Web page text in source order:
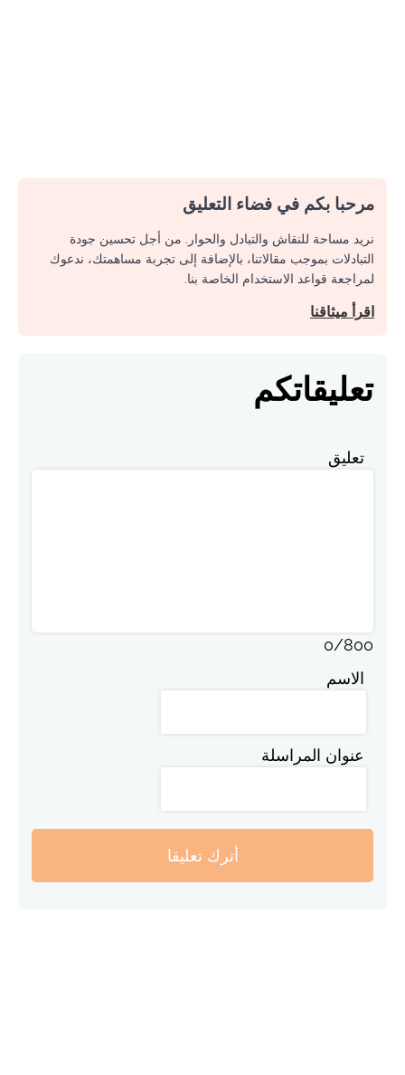
مرحبا بكم في فضاء التعليق
نريد مساحة للنقاش والتبادل والحوار. من أجل تحسين جودة
التبادلات بموجب مقالاتنا، بالإضافة إلى تجربة مساهمتك، ندعوك
لمراجعة قواعد الاستخدام الخاصة بنا.
اقرأ ميثاقنا
تعليقاتكم
تعليق
0/800
الاسم
عنوان المراسلة
أترك تعليقا